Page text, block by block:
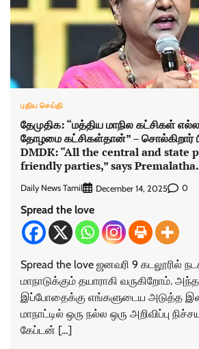
புதிய செய்தி
தேமுதிக: “மத்திய மாநில கட்சிகள்
தோழமை கட்சிகள்தான்” – சொல்கிறார்
DMDK: “All the central and state
friendly parties,” says Premalatha.
Daily News Tamil December 14, 2025 0
Spread the love
Spread the love ஜனவரி 9 கடலூரில்
மாநாடுக்கும் தயாராகி வருகிறோம்.
இப்போதைக்கு எங்களுடைய அடுத்த
மாநாட்டில் ஒரு நல்ல ஒரு அறிவிப்பு
கேப்டன் […]